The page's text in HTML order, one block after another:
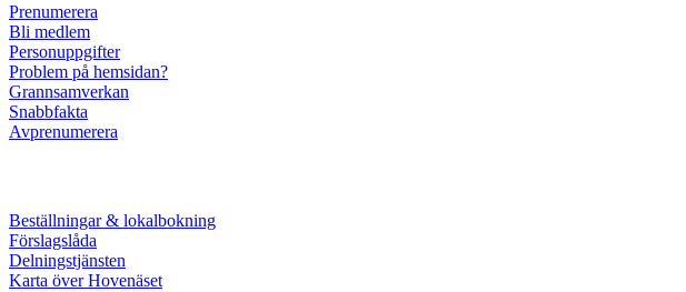
Prenumerera
Bli medlem
Personuppgifter
Problem på hemsidan?
Grannsamverkan
Snabbfakta
Avprenumerera
Beställningar & lokalbokning
Förslagslåda
Delningstjänsten
Karta över Hovenäset